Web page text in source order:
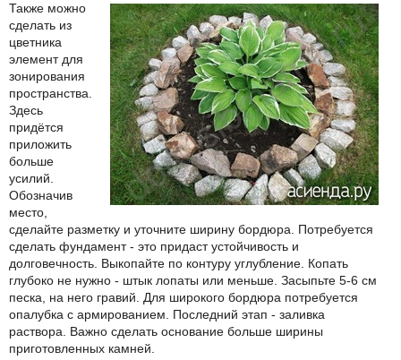
Также можно
сделать из
цветника
элемент для
зонирования
пространства.
Здесь
придётся
приложить
больше
усилий.
Обозначив
место,
сделайте разметку и уточните ширину бордюра. Потребуется
сделать фундамент - это придаст устойчивость и
долговечность. Выкопайте по контуру углубление. Копать
глубоко не нужно - штык лопаты или меньше. Засыпьте 5-6 см
песка, на него гравий. Для широкого бордюра потребуется
опалубка с армированием. Последний этап - заливка
раствора. Важно сделать основание больше ширины
приготовленных камней.